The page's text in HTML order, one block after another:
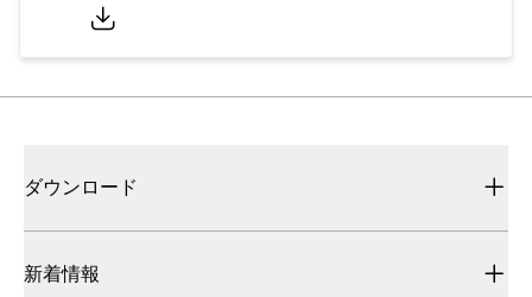
ダウンロード
新着情報